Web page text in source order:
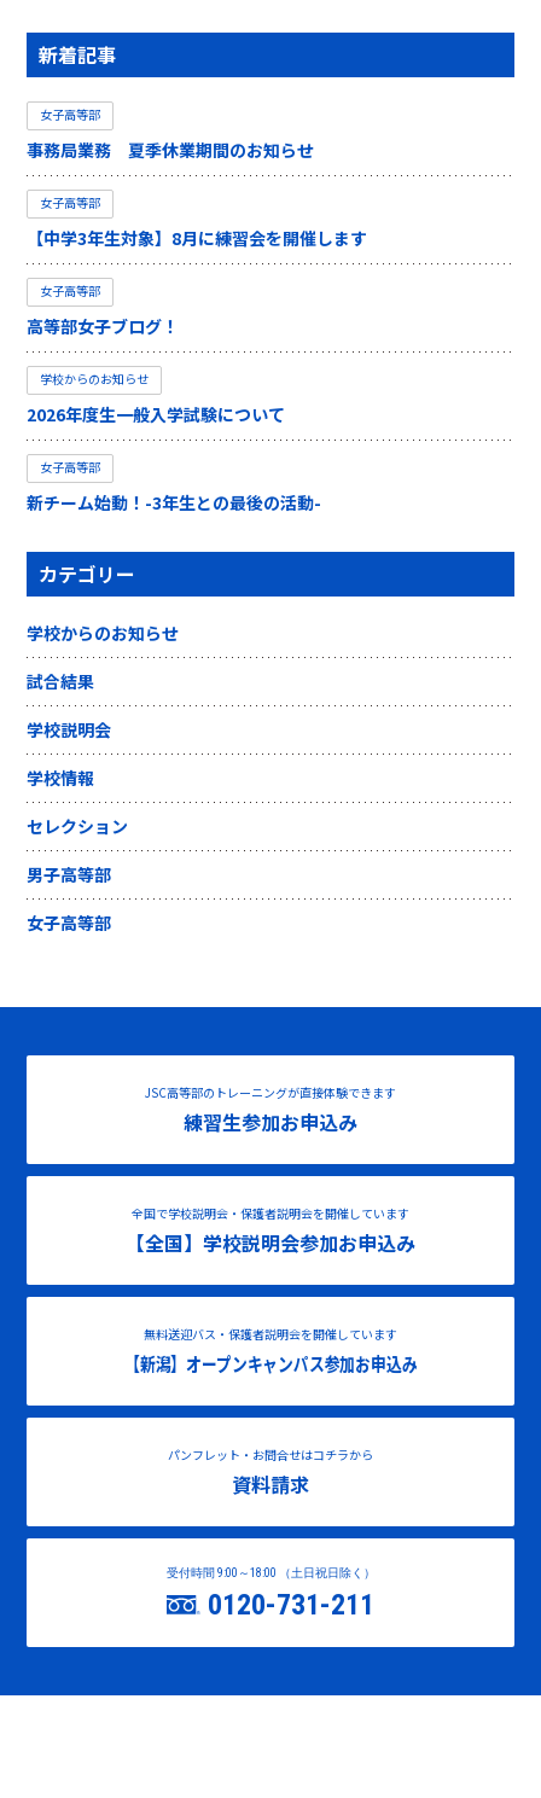
新着記事
女子高等部
事務局業務 夏季休業期間のお知らせ
女子高等部
【中学3年生対象】8月に練習会を開催します
女子高等部
高等部女子ブログ！
学校からのお知らせ
2026年度生一般入学試験について
女子高等部
新チーム始動！-3年生との最後の活動-
カテゴリー
学校からのお知らせ
試合結果
学校説明会
学校情報
セレクション
男子高等部
女子高等部
JSC高等部のトレーニングが直接体験できます
練習生参加お申込み
全国で学校説明会・保護者説明会を開催しています
【全国】学校説明会参加お申込み
無料送迎バス・保護者説明会を開催しています
【新潟】オープンキャンパス参加お申込み
パンフレット・お問合せはコチラから
資料請求
受付時間 9:00～18:00 （土日祝日除く）
0120-731-211